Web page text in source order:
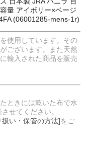
量 アイボリー×ベージ
(06001285-mens-1r)
使用しています。その
ございます。また天然
輸入された商品を販売
ときには乾いた布で水
せてください。
扱い・保管の方法]をご